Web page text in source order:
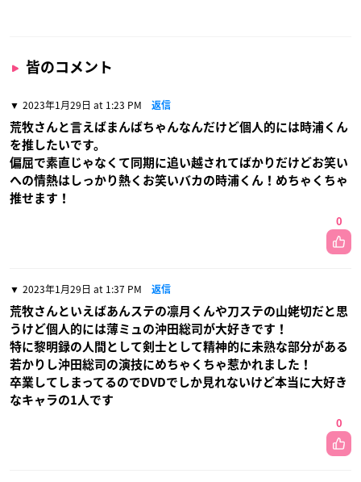
皆のコメント
2023年1月29日 at 1:23 PM 返信
荒牧さんと言えばまんばちゃんなんだけど個人的には時浦くん
を推したいです。
偏屈で素直じゃなくて同期に追い越されてばかりだけどお笑い
への情熱はしっかり熱くお笑いバカの時浦くん！めちゃくちゃ
推せます！
0
2023年1月29日 at 1:37 PM 返信
荒牧さんといえばあんステの凛月くんや刀ステの山姥切だと思
うけど個人的には薄ミュの沖田総司が大好きです！
特に黎明録の人間として剣士として精神的に未熟な部分がある
若かりし沖田総司の演技にめちゃくちゃ惹かれました！
卒業してしまってるのでDVDでしか見れないけど本当に大好き
なキャラの1人です
0